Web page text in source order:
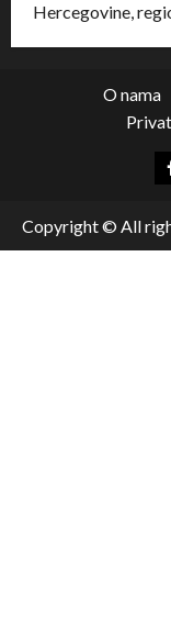
Hercegovine,
O nama
Copyright © All